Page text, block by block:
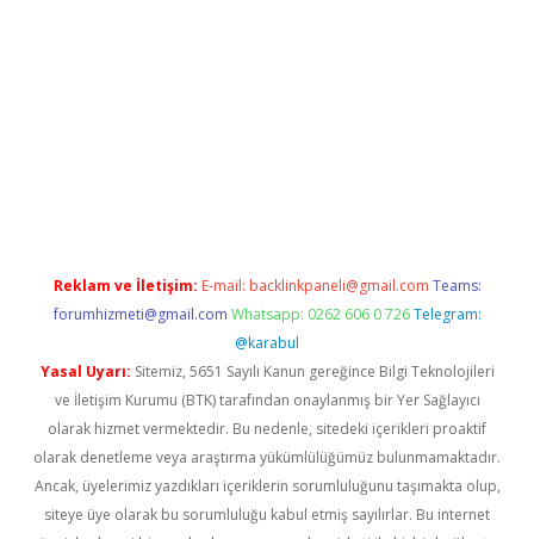
Reklam ve İletişim: E-mail: backlinkpaneli@gmail.com Teams:
forumhizmeti@gmail.com Whatsapp: 0262 606 0 726 Telegram:
@karabul
Yasal Uyarı: Sitemiz, 5651 Sayılı Kanun gereğince Bilgi Teknolojileri
ve İletişim Kurumu (BTK) tarafından onaylanmış bir Yer Sağlayıcı
olarak hizmet vermektedir. Bu nedenle, sitedeki içerikleri proaktif
olarak denetleme veya araştırma yükümlülüğümüz bulunmamaktadır.
Ancak, üyelerimiz yazdıkları içeriklerin sorumluluğunu taşımakta olup,
siteye üye olarak bu sorumluluğu kabul etmiş sayılırlar. Bu internet